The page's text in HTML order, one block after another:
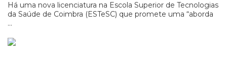
Há uma nova licenciatura na Escola Superior de Tecnologias
da Saúde de Coimbra (ESTeSC) que promete uma “aborda
...